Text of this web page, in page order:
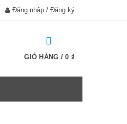
Đăng nhập / Đăng ký
GIỎ HÀNG /0 ₫